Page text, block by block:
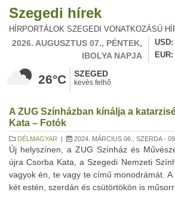
Szegedi hírek
HÍRPORTÁLOK SZEGEDI VONATKOZÁSÚ
2026. AUGUSZTUS 07., PÉNTEK,
IBOLYA NAPJA
USD
EUR
26°C SZEGED
kevés felhő
A ZUG Színházban kínálja a
Kata – Fotók
DÉLMAGYAR | 2024. MÁRCIUS 06., SZERDA -
Új helyszínen, a ZUG Színház és
újra Csorba Kata, a Szegedi Nemzeti
vagyok én, te vagy te című monodrámát.
két estén, szerdán és csütörtökön is